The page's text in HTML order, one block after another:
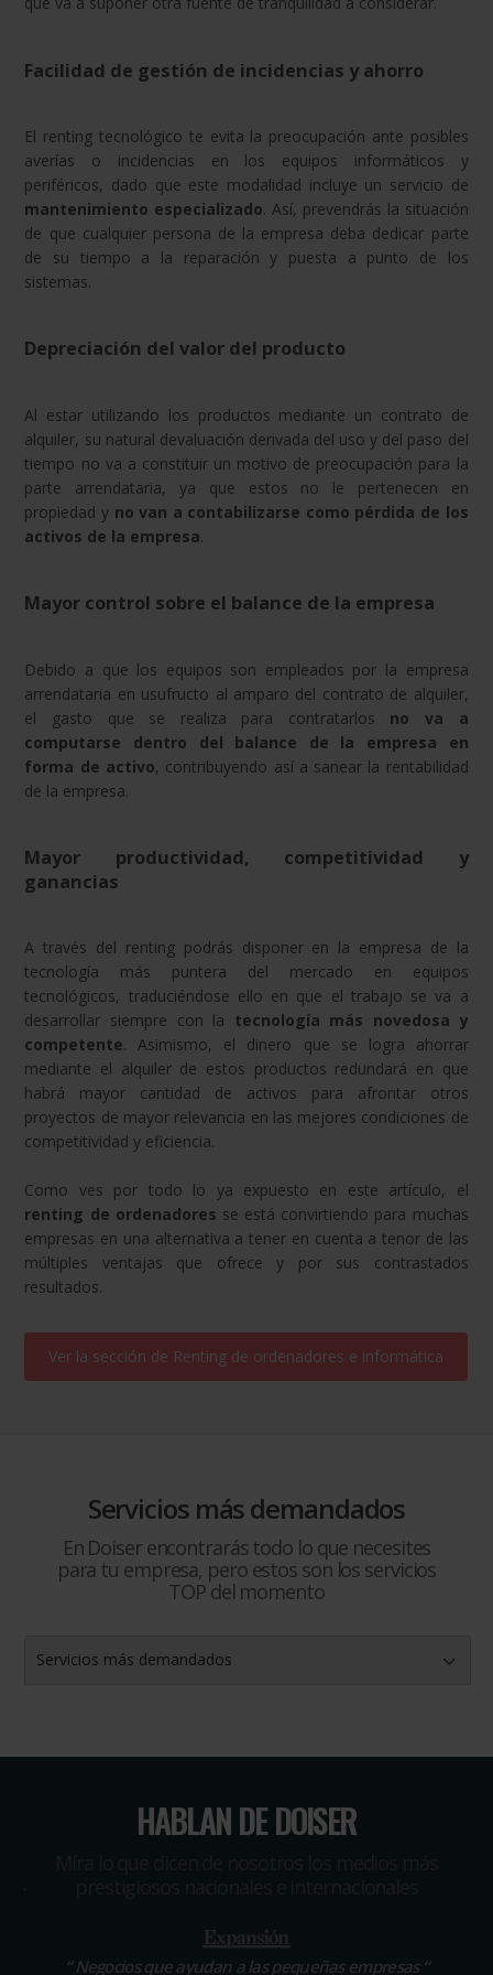
Facilidad de gestión de incidencias y ahorro
El renting tecnológico te evita la preocupación ante posibles
averías o incidencias en los equipos informáticos y
periféricos, dado que este modalidad incluye un servicio de
mantenimiento especializado. Así, prevendrás la situación
de que cualquier persona de la empresa deba dedicar parte
de su tiempo a la reparación y puesta a punto de los
sistemas.
Depreciación del valor del producto
Al estar utilizando los productos mediante un contrato de
alquiler, su natural devaluación derivada del uso y del paso del
tiempo no va a constituir un motivo de preocupación para la
parte arrendataria, ya que estos no le pertenecen en
propiedad y no van a contabilizarse como pérdida de los
activos de la empresa.
Mayor control sobre el balance de la empresa
Debido a que los equipos son empleados por la empresa
arrendataria en usufructo al amparo del contrato de alquiler,
el gasto que se realiza para contratarlos no va a
computarse dentro del balance de la empresa en
forma de activo, contribuyendo así a sanear la rentabilidad
de la empresa.
Mayor productividad, competitividad y
ganancias
A través del renting podrás disponer en la empresa de la
tecnología más puntera del mercado en equipos
tecnológicos, traduciéndose ello en que el trabajo se va a
desarrollar siempre con la tecnología más novedosa y
competente. Asimismo, el dinero que se logra ahorrar
mediante el alquiler de estos productos redundará en que
habrá mayor cantidad de activos para afrontar otros
proyectos de mayor relevancia en las mejores condiciones de
competitividad y eficiencia.
Como ves por todo lo ya expuesto en este artículo, el
renting de ordenadores se está convirtiendo para muchas
empresas en una alternativa a tener en cuenta a tenor de las
múltiples ventajas que ofrece y por sus contrastados
resultados.
Ver la sección de Renting de ordenadores e informática
Servicios más demandados
En Doiser encontrarás todo lo que necesites
para tu empresa, pero estos son los servicios
TOP del momento
Servicios más demandados
HABLAN DE DOISER
“Negocios que ayudan a las pequeñas empresas “